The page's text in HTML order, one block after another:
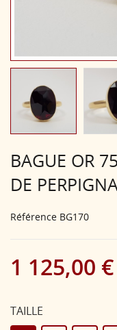
BAGUE OR
DE
Référence BG170
1 125,00 €
TAILLE